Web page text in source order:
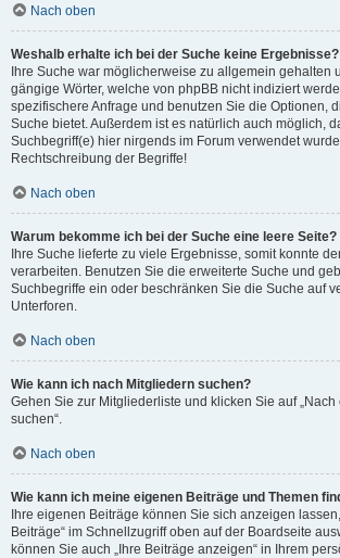
Nach oben
Weshalb erhalte ich bei der Suche keine Ergebnisse?
Ihre Suche war möglicherweise zu allgemein gehalten
gängige Wörter, welche von phpBB nicht indiziert
spezifischere Anfrage und benutzen Sie die Optionen,
Suche bietet. Außerdem ist es natürlich auch möglich,
Suchbegriff(e) hier nirgends im Forum verwendet
Rechtschreibung der Begriffe!
Nach oben
Warum bekomme ich bei der Suche eine leere Seite?
Ihre Suche lieferte zu viele Ergebnisse, somit konnte
verarbeiten. Benutzen Sie die erweiterte Suche und
Suchbegriffe ein oder beschränken Sie die Suche auf
Unterforen.
Nach oben
Wie kann ich nach Mitgliedern suchen?
Gehen Sie zur Mitgliederliste und klicken Sie auf „Nach
suchen“.
Nach oben
Wie kann ich meine eigenen Beiträge und Themen
Ihre eigenen Beiträge können Sie sich anzeigen
Beiträge“ im Schnellzugriff oben auf der Boardseite
können Sie auch „Ihre Beiträge anzeigen“ in Ihrem